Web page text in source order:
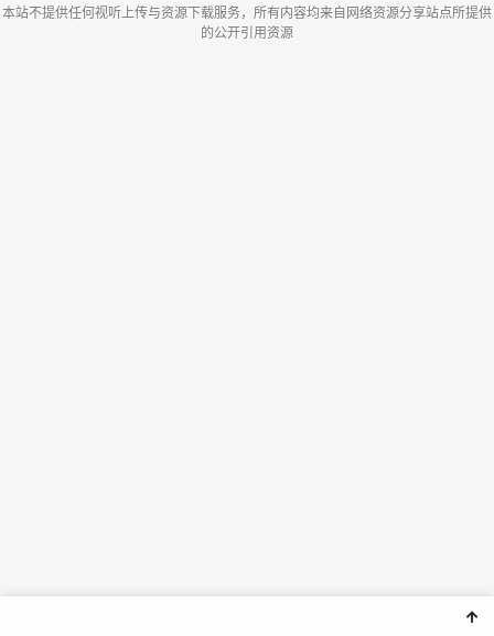
本站不提供任何视听上传与资源下载服务，所有内容均来自网络资源分享站点所提供
的公开引用资源